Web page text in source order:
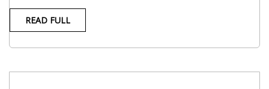
READ FULL